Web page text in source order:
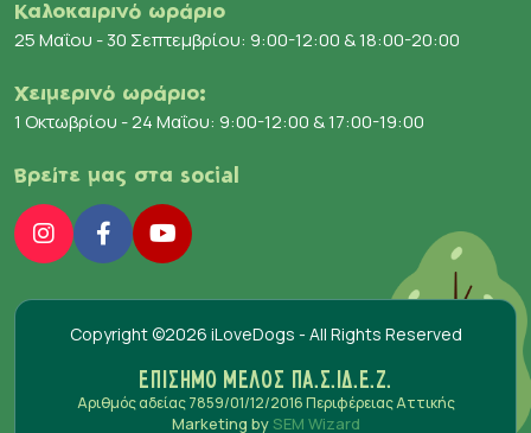
Καλοκαιρινό ωράριο
25 Μαΐου - 30 Σεπτεμβρίου: 9:00-12:00 & 18:00-20:00
Χειμερινό ωράριο:
1 Οκτωβρίου - 24 Μαΐου: 9:00-12:00 & 17:00-19:00
Βρείτε μας στα social
Copyright ©2026 iLoveDogs - All Rights Reserved
ΕΠΙΣΗΜΟ ΜΕΛΟΣ ΠΑ.Σ.ΙΔ.Ε.Ζ.
Αριθμός αδείας 7859/01/12/2016 Περιφέρειας Αττικής
Marketing by SEM Wizard